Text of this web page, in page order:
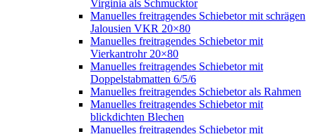
Virginia als Schmucktor
Manuelles freitragendes Schiebetor mit schrägen
Jalousien VKR 20×80
Manuelles freitragendes Schiebetor mit
Vierkantrohr 20×80
Manuelles freitragendes Schiebetor mit
Doppelstabmatten 6/5/6
Manuelles freitragendes Schiebetor als Rahmen
Manuelles freitragendes Schiebetor mit
blickdichten Blechen
Manuelles freitragendes Schiebetor mit